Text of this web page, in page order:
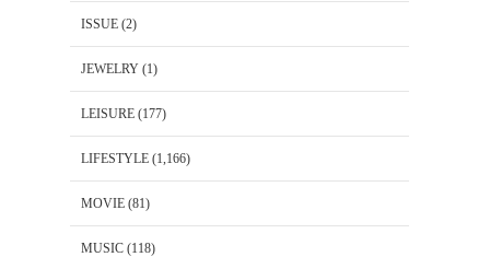
ISSUE (2)
JEWELRY (1)
LEISURE (177)
LIFESTYLE (1,166)
MOVIE (81)
MUSIC (118)